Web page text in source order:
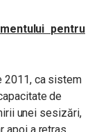
pentru
2011, ca sistem
de
unei sesizări,